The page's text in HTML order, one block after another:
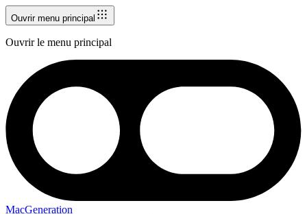
Ouvrir menu principal
Ouvrir le menu principal
MacGeneration